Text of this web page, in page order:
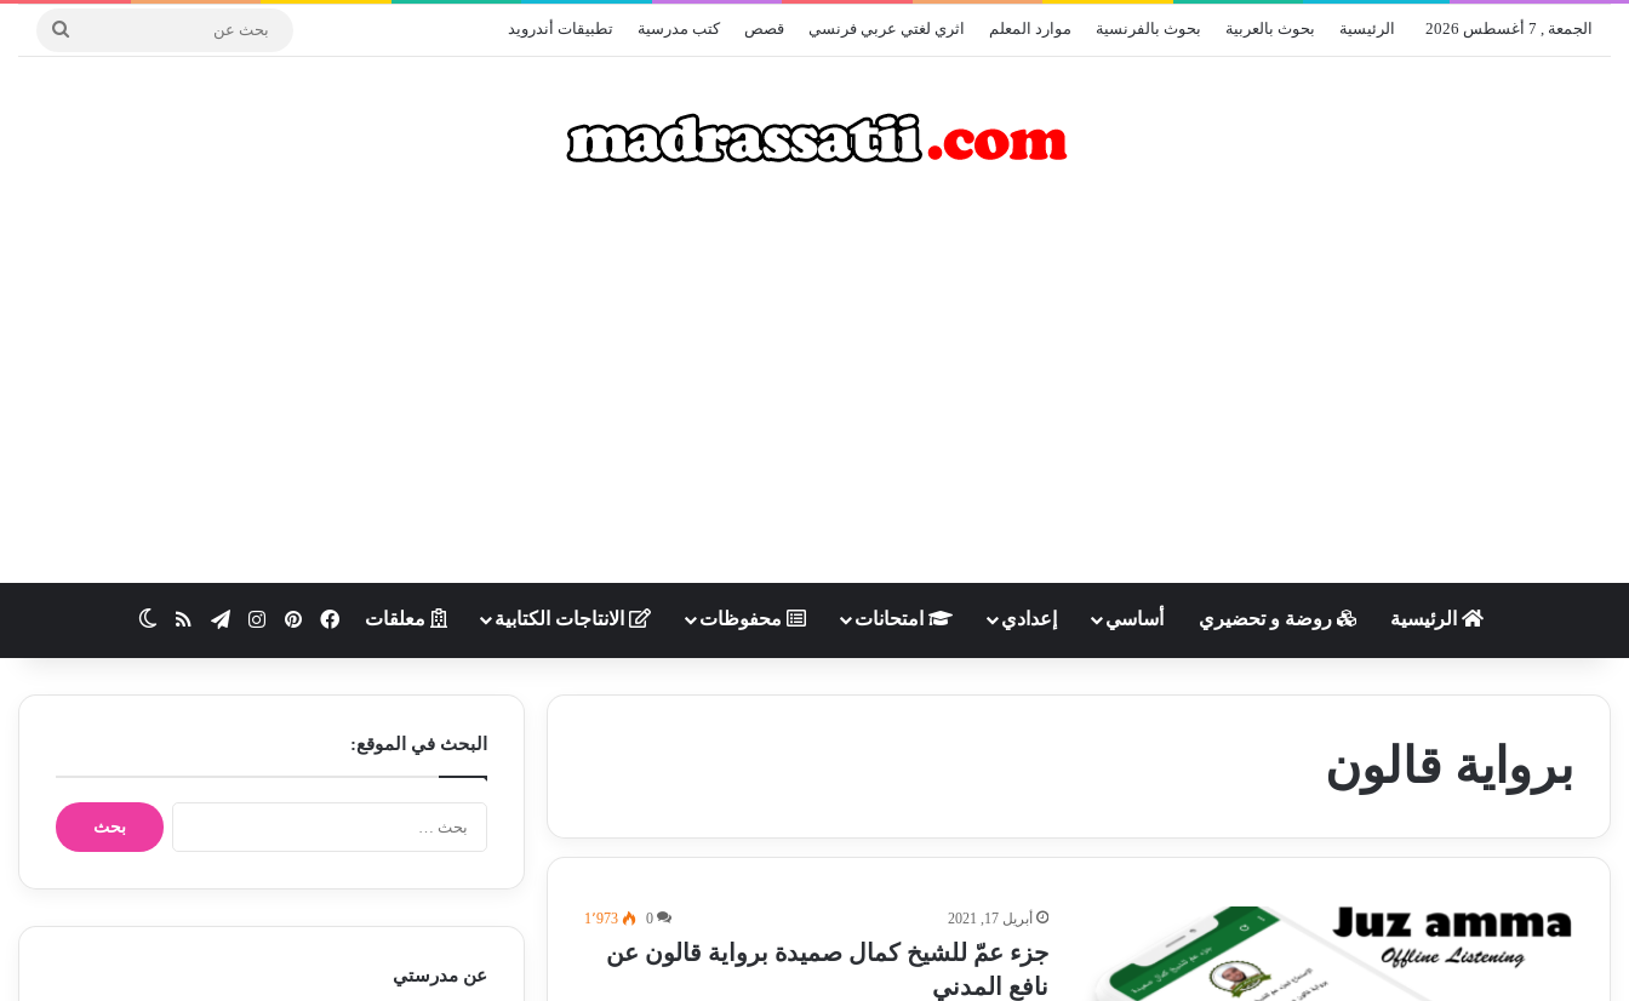
الجمعة , 7 أغسطس 2026 الرئيسية بحوث بالعربية بحوث بالفرنسية موارد المعلم اثري لغتي عربي فرنسي قصص كتب مدرسية تطبيقات أندرويد
الرئيسية روضة و تحضيري أساسي إعدادي امتحانات محفوظات الانتاجات الكتابية معلقات فيسبوكبينتيريستانستقرامتيلقرامملخص الموقع RSS
برواية قالون
أبريل 17, 2021 0 1٬973
جزء عمّ للشيخ كمال صميدة برواية قالون عن
نافع المدني
البحث في الموقع:
ح
عن مدرستي